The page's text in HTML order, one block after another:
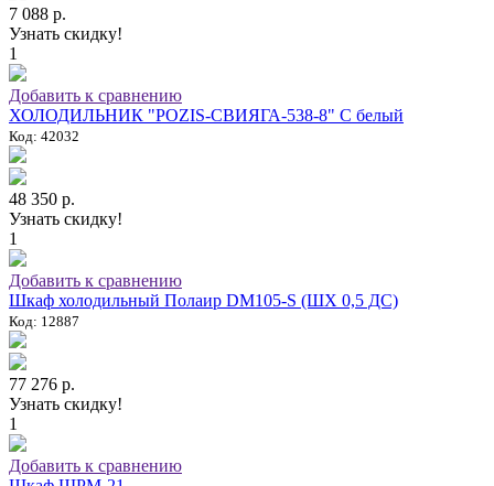
7 088 р.
Узнать скидку!
1
Добавить к сравнению
ХОЛОДИЛЬНИК "POZIS-СВИЯГА-538-8" C белый
Код: 42032
48 350 р.
Узнать скидку!
1
Добавить к сравнению
Шкаф холодильный Полаир DM105-S (ШХ 0,5 ДС)
Код: 12887
77 276 р.
Узнать скидку!
1
Добавить к сравнению